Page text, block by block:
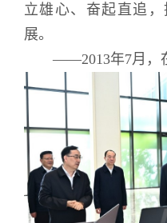
立雄心、奋起直追
展。
——2013年7月，在